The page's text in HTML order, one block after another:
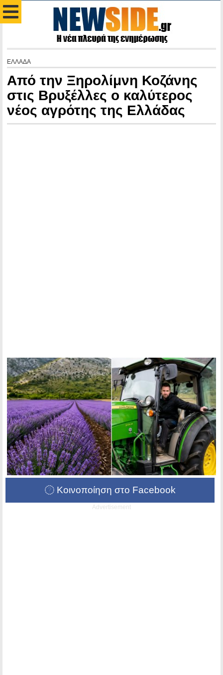
ΕΛΛΑΔΑ
Aπό την Ξηρολίμνη Κοζάνης
στις Βρυξέλλες ο καλύτερος
νέος αγρότης της Ελλάδας
Κοινοποίηση στο Facebook
Advertisement